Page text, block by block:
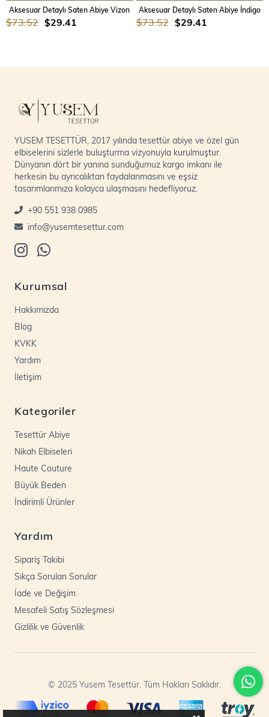
Aksesuar Detaylı Saten Abiye Vizon
$29.41
$73.52
Aksesuar Detaylı Saten Abiye İndigo
$29.41
$73.52
YUSEM TESETTÜR, 2017 yılında tesettür abiye ve özel gün
elbiselerini sizlerle buluşturma vizyonuyla kurulmuştur.
Dünyanın dört bir yanına sunduğumuz kargo imkanı ile
herkesin bu ayrıcalıktan faydalanmasını ve eşsiz
tasarımlarımıza kolayca ulaşmasını hedefliyoruz.
+90 551 938 0985
info@yusemtesettur.com
Kurumsal
Hakkımızda
Blog
KVKK
Yardım
İletişim
Kategoriler
Tesettür Abiye
Nikah Elbiseleri
Haute Couture
Büyük Beden
İndirimli Ürünler
Yardım
Sipariş Takibi
Sıkça Sorulan Sorular
İade ve Değişim
Mesafeli Satış Sözleşmesi
Gizlilik ve Güvenlik
© 2025 Yusem Tesettür. Tüm Hakları Saklıdır.